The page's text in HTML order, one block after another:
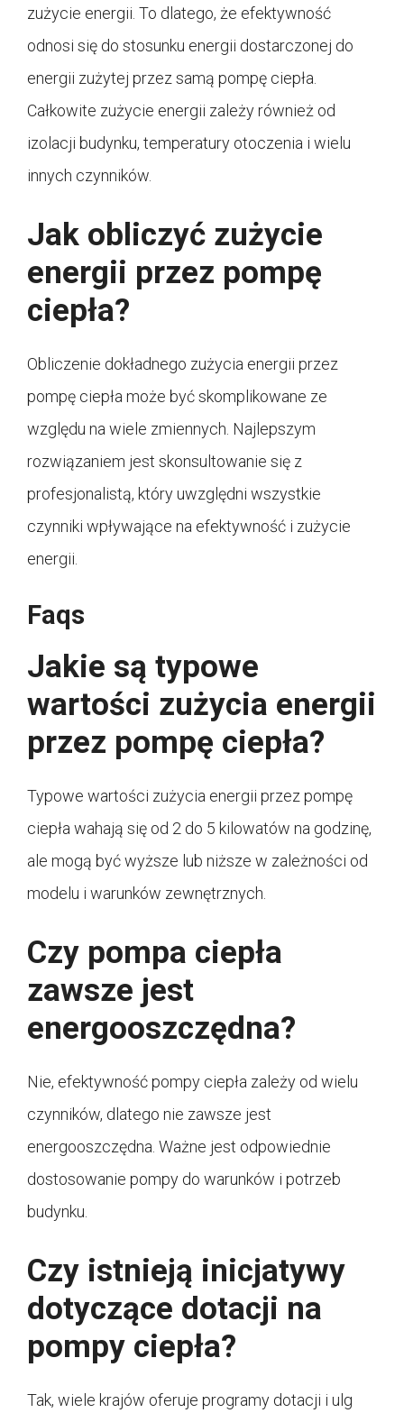
zużycie energii. To dlatego, że efektywność
odnosi się do stosunku energii dostarczonej do
energii zużytej przez samą pompę ciepła.
Całkowite zużycie energii zależy również od
izolacji budynku, temperatury otoczenia i wielu
innych czynników.
Jak obliczyć zużycie
energii przez pompę
ciepła?
Obliczenie dokładnego zużycia energii przez
pompę ciepła może być skomplikowane ze
względu na wiele zmiennych. Najlepszym
rozwiązaniem jest skonsultowanie się z
profesjonalistą, który uwzględni wszystkie
czynniki wpływające na efektywność i zużycie
energii.
Faqs
Jakie są typowe
wartości zużycia energii
przez pompę ciepła?
Typowe wartości zużycia energii przez pompę
ciepła wahają się od 2 do 5 kilowatów na godzinę,
ale mogą być wyższe lub niższe w zależności od
modelu i warunków zewnętrznych.
Czy pompa ciepła
zawsze jest
energooszczędna?
Nie, efektywność pompy ciepła zależy od wielu
czynników, dlatego nie zawsze jest
energooszczędna. Ważne jest odpowiednie
dostosowanie pompy do warunków i potrzeb
budynku.
Czy istnieją inicjatywy
dotyczące dotacji na
pompy ciepła?
Tak, wiele krajów oferuje programy dotacji i ulg